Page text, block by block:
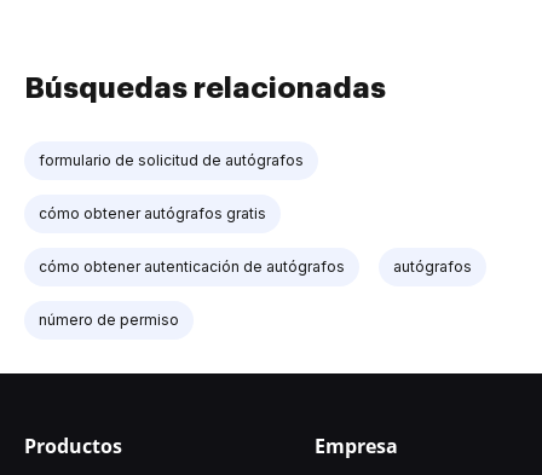
Búsquedas relacionadas
formulario de solicitud de autógrafos
cómo obtener autógrafos gratis
cómo obtener autenticación de autógrafos autógrafos
número de permiso
Productos Empresa